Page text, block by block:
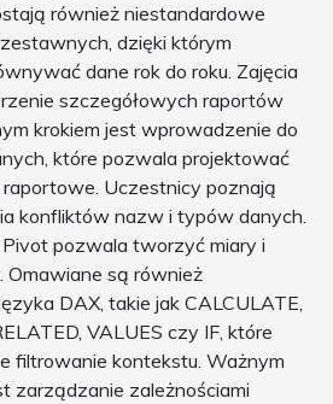
również niestandardowe
dzięki którym
dane rok do roku. Zajęcia
szczegółowych raportów
krokiem jest wprowadzenie do
które pozwala projektować
Uczestnicy poznają
konfliktów nazw i typów danych.
pozwala tworzyć miary i
Omawiane są również
DAX, takie jak CALCULATE,
VALUES czy IF, które
filtrowanie kontekstu. Ważnym
zarządzanie zależnościami